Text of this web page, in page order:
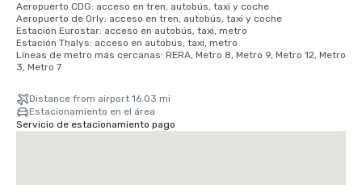
Aeropuerto CDG: acceso en tren, autobús, taxi y coche
Aeropuerto de Orly: acceso en tren, autobús, taxi y coche
Estación Eurostar: acceso en autobús, taxi, metro
Estación Thalys: acceso en autobús, taxi, metro
Líneas de metro más cercanas: RERA, Metro 8, Metro 9, Metro 12, Metro
3, Metro 7
Distance from airport 16.03 mi
Estacionamiento en el área
Servicio de estacionamiento pago